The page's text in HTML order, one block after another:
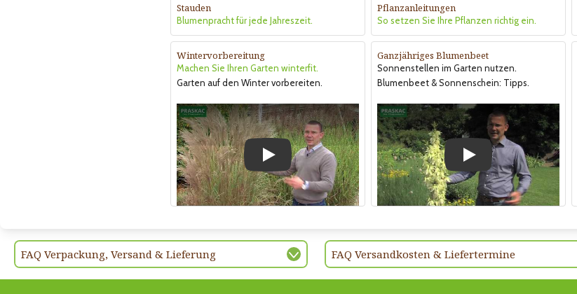
Stauden
Blumenpracht für jede Jahreszeit.
Pflanzanleitungen
So setzen Sie Ihre Pflanzen richtig ein.
Wintervorbereitung
Machen Sie Ihren Garten winterfit.
Garten auf den Winter vorbereiten.
Play
Ganzjähriges Blumenbeet
Sonnenstellen im Garten nutzen.
Blumenbeet & Sonnenschein: Tipps.
Play
FAQ Verpackung, Versand & Lieferung FAQ Versandkosten & Liefertermine